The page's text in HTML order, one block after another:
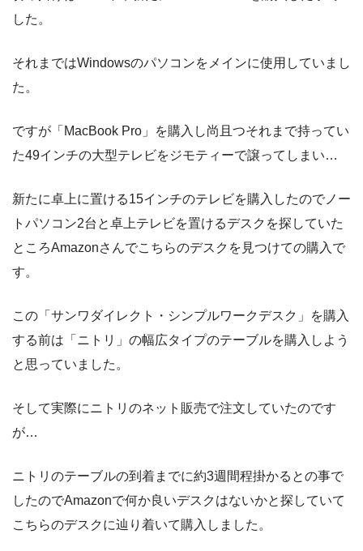
した。
それまではWindowsのパソコンをメインに使用していまし
た。
ですが「MacBook Pro」を購入し尚且つそれまで持ってい
た49インチの大型テレビをジモティーで譲ってしまい…
新たに卓上に置ける15インチのテレビを購入したのでノー
トパソコン2台と卓上テレビを置けるデスクを探していた
ところAmazonさんでこちらのデスクを見つけての購入で
す。
この「サンワダイレクト・シンプルワークデスク」を購入
する前は「ニトリ」の幅広タイプのテーブルを購入しよう
と思っていました。
そして実際にニトリのネット販売で注文していたのです
が…
ニトリのテーブルの到着までに約3週間程掛かるとの事で
したのでAmazonで何か良いデスクはないかと探していて
こちらのデスクに辿り着いて購入しました。